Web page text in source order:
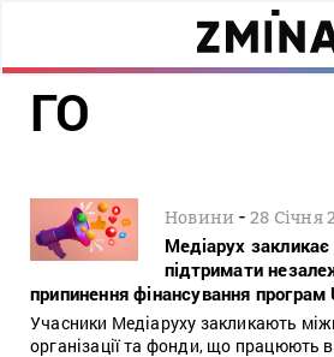
ГО
Новини -28 Січня
Медіарух закликає
підтримати
припинення фінансування програм
Учасники Медіаруху закликають
організації та фонди, що працюють в